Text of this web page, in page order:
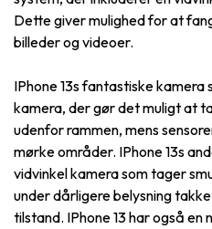
Dette giver mulighed for at
billeder og videoer.
IPhone 13s fantastiske
kamera, der gør det muligt at
udenfor rammen, mens
mørke områder. IPhone 13s
vidvinkel kamera som tager
under dårligere belysning
tilstand. IPhone 13 har også en